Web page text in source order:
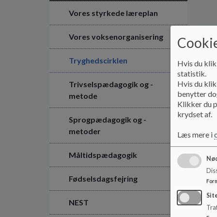
Vores styrkede læreplan
Vores voksenorganisering
Tryghedscirklen
Trivselspædagogik og -
metode
Sprogpædagogik og -
metoder
Måltidspædagogik
Fødselsdagsfejring
NEST
Hvis du
statistik.
Hvis du
benytter
Klikker du
krydset af.
Læs mere i